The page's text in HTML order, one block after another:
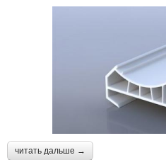
читать дальше →